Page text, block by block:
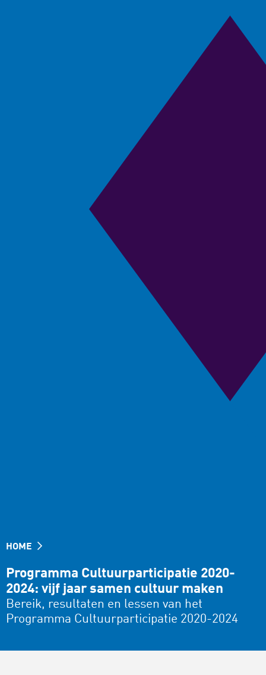
HOME
Programma Cultuurparticipatie 2020-
2024: vijf jaar samen cultuur maken
Bereik, resultaten en lessen van het
Programma Cultuurparticipatie 2020-2024